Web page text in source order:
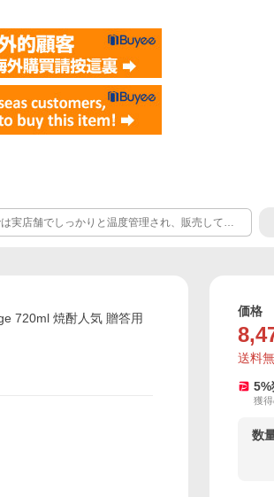
店舗でしっかりと温度管理され、販売してい
めにも、クール便を推奨しております。※一部商
720ml 焼酎人気 贈答用
価格
送料
5%
獲
数